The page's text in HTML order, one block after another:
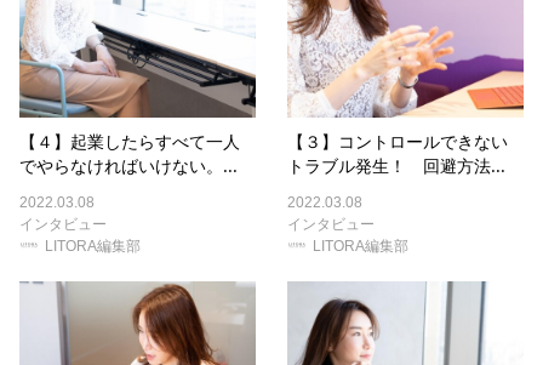
【４】起業したらすべて一人
でやらなければいけない。...
2022.03.08
インタビュー
LITORA編集部
【３】コントロールできない
トラブル発生！ 回避方法...
2022.03.08
インタビュー
LITORA編集部